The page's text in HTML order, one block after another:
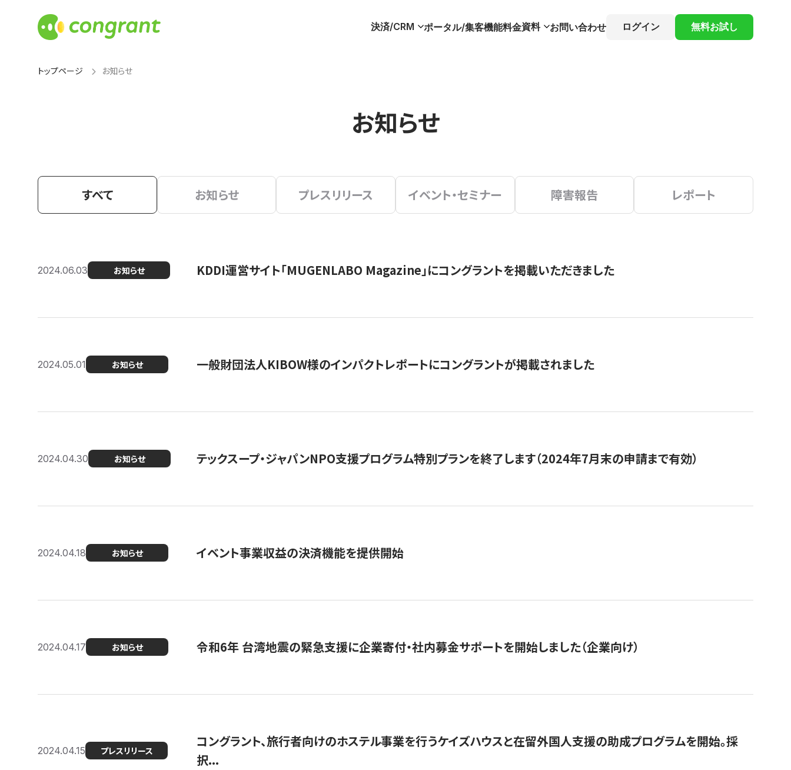
決済/CRM ポータル/集客機能料金資料 お問い合わせ ログイン 無料お試し
トップページ お知らせ
お知らせ
すべて お知らせ プレスリリース イベント・セミナー 障害報告 レポート
2024.06.03 お知らせ KDDI運営サイト「MUGENLABO Magazine」にコングラントを掲載いただきました
2024.05.01 お知らせ 一般財団法人KIBOW様のインパクトレポートにコングラントが掲載されました
2024.04.30 お知らせ テックスープ・ジャパンNPO支援プログラム特別プランを終了します（2024年7月末の申請まで有効）
2024.04.18 お知らせ イベント事業収益の決済機能を提供開始
2024.04.17 お知らせ 令和6年 台湾地震の緊急支援に企業寄付・社内募金サポートを開始しました（企業向け）
2024.04.15 プレスリリース
コングラント、旅行者向けのホステル事業を行うケイズハウスと在留外国人支援の助成プログラムを開始。採
択...